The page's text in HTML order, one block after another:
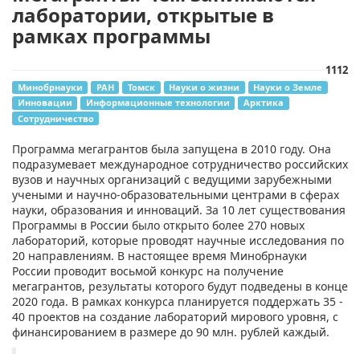
лаборатории, открытые в
рамках программы
1112
Минобрнауки РАН Томск Науки о жизни
Науки о Земле
Инновации
Информационные технологии
Арктика
Сотрудничество
Программа мегагрантов была запущена в 2010 году. Она
подразумевает международное сотрудничество российских
вузов и научных организаций с ведущими зарубежными
учеными и научно-образовательными центрами в сферах
науки, образования и инноваций. За 10 лет существования
Программы в России было открыто более 270 новых
лабораторий, которые проводят научные исследования по
20 направлениям. В настоящее время Минобрнауки
России проводит восьмой конкурс на получение
мегагрантов, результаты которого будут подведены в конце
2020 года. В рамках конкурса планируется поддержать 35 -
40 проектов на создание лабораторий мирового уровня, с
финансированием в размере до 90 млн. рублей каждый.